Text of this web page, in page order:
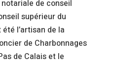
de conseil
supérieur du
l’artisan de la
de Charbonnages
de Calais et le